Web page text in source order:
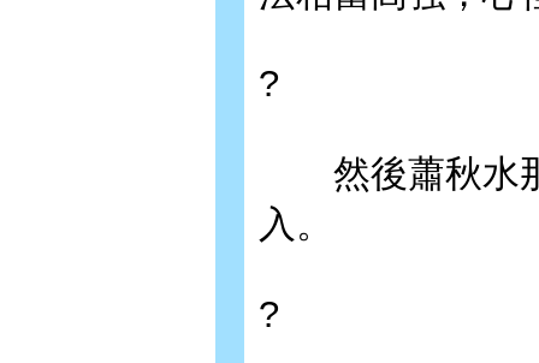
?
然後蕭秋水那
入。
?